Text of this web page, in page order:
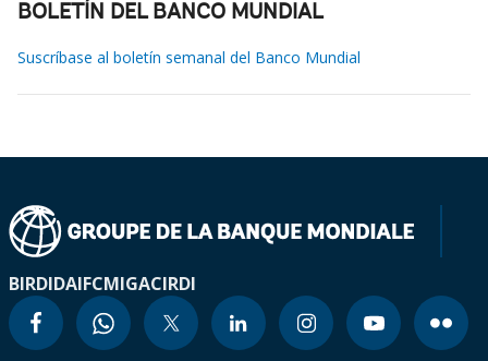
BOLETÍN DEL BANCO MUNDIAL
Suscríbase al boletín semanal del Banco Mundial
BIRDIDAIFCMIGACIRDI